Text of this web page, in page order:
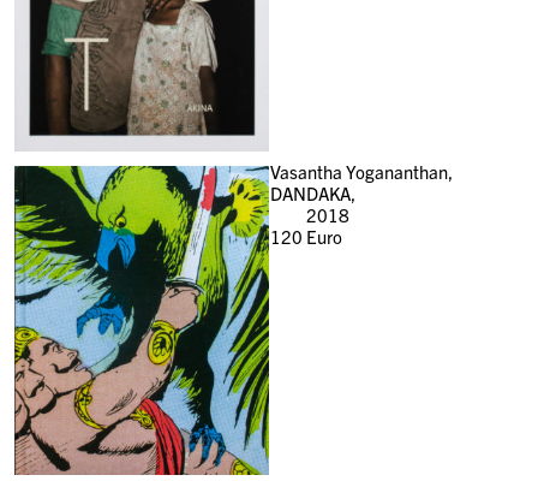
Vasantha Yogananthan,
DANDAKA,
2018
120 Euro